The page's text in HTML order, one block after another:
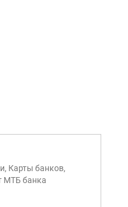
Карты банков,
МТБ банка